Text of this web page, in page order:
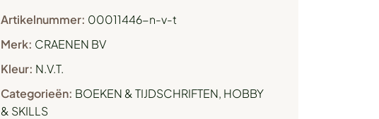
Artikelnummer: 00011446-n-v-t
Merk: CRAENEN BV
Kleur: N.V.T.
Categorieën: BOEKEN & TIJDSCHRIFTEN, HOBBY
& SKILLS